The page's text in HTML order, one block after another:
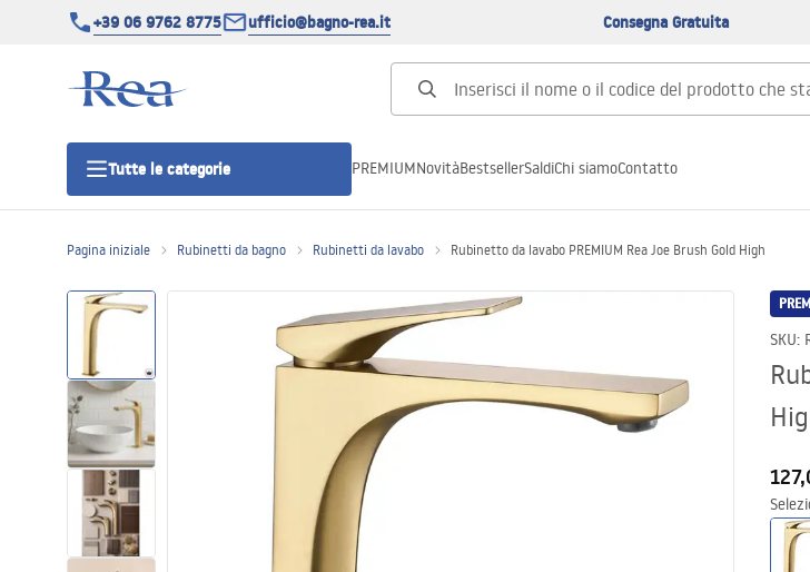
+39 06 9762 8775 ufficio@bagno-rea.it Consegna Gratuita
Tutte le categorie
Piatti doccia da bagno
Canaline di scarico
Set di vaso WC e bidet
PREMIUMNovitàBestsellerSaldiChi siamoContatto
Pagina iniziale Rubinetti da bagno Rubinetti da lavabo Rubinetto da lavabo PREMIUM Rea Joe Brush Gold High
SKU: